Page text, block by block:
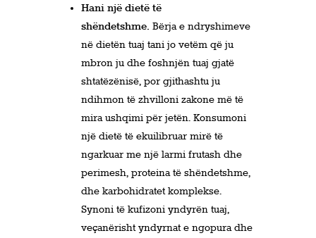
Hani një dietë të
shëndetshme. Bërja e ndryshimeve
në dietën tuaj tani jo vetëm që ju
mbron ju dhe foshnjën tuaj gjatë
shtatëzënisë, por gjithashtu ju
ndihmon të zhvilloni zakone më të
mira ushqimi për jetën. Konsumoni
një dietë të ekuilibruar mirë të
ngarkuar me një larmi frutash dhe
perimesh, proteina të shëndetshme,
dhe karbohidratet komplekse.
Synoni të kufizoni yndyrën tuaj,
veçanërisht yndyrnat e ngopura dhe